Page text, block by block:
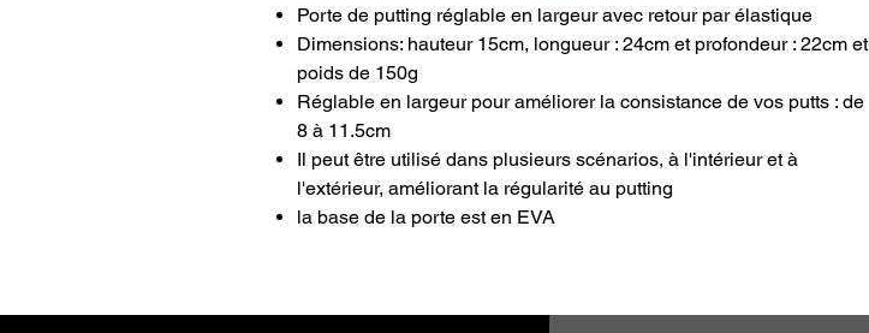
Porte de putting réglable en largeur avec retour par élastique
Dimensions: hauteur 15cm, longueur : 24cm et profondeur : 22cm et
poids de 150g
Réglable en largeur pour améliorer la consistance de vos putts : de
8 à 11.5cm
Il peut être utilisé dans plusieurs scénarios, à l'intérieur et à
l'extérieur, améliorant la régularité au putting
la base de la porte est en EVA